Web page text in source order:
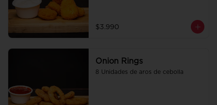
$3.990
Onion Rings
8 Unidades de aros de cebolla